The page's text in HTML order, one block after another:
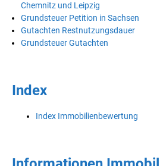
Chemnitz und Leipzig
Grundsteuer Petition in Sachsen
Gutachten Restnutzungsdauer
Grundsteuer Gutachten
Index
Index Immobilienbewertung